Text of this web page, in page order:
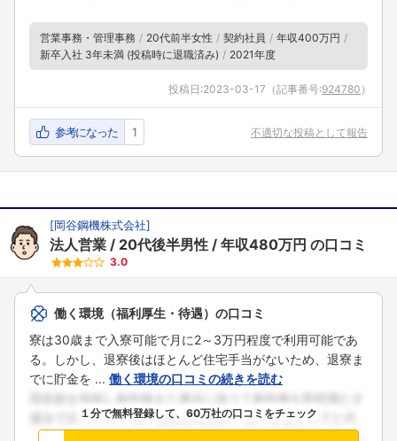
営業事務・管理事務 20代前半女性 契約社員
年収400万円
新卒入社 3年未満 (投稿時に退職済み)
2021年度
投稿日:2023-03-17 （記事番号:924780 ）
参考になった 1 不適切な投稿として報告
[岡谷鋼機株式会社]
法人営業 20代後半男性 年収480万円 の口コミ
3.0
働く環境（福利厚生・待遇）の口コミ
寮は30歳まで入寮可能で月に2～3万円程度で利用可能であ
る。しかし、退寮後はほとんど住宅手当がないため、退寮ま
でに貯金を ... 働く環境の口コミの続きを読む
１分で無料登録して、60万社の口コミをチェック